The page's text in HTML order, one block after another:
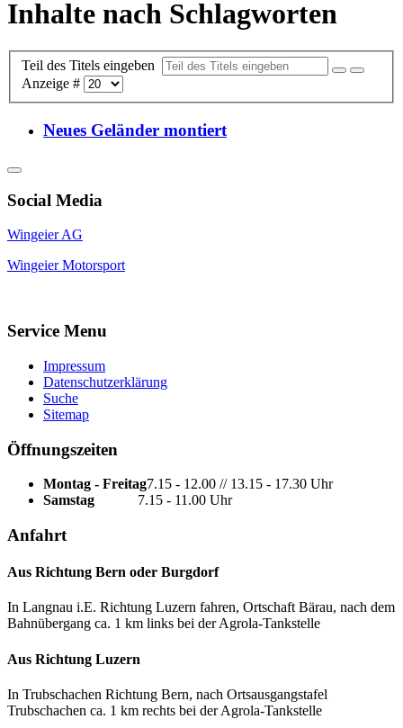
Inhalte nach Schlagworten
Teil des Titels eingeben
Anzeige #
Neues Geländer montiert
Social Media
Wingeier AG
Wingeier Motorsport
Service Menu
Impressum
Datenschutzerklärung
Suche
Sitemap
Öffnungszeiten
Montag - Freitag7.15 - 12.00 // 13.15 - 17.30 Uhr
Samstag
7.15 - 11.00 Uhr
Anfahrt
Aus Richtung Bern oder Burgdorf
In Langnau i.E. Richtung Luzern fahren, Ortschaft Bärau, nach dem
Bahnübergang ca. 1 km links bei der Agrola-Tankstelle
Aus Richtung Luzern
In Trubschachen Richtung Bern, nach Ortsausgangstafel
Trubschachen ca. 1 km rechts bei der Agrola-Tankstelle